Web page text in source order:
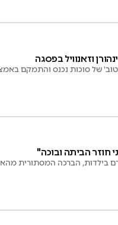
וזאנוויל בפסגה
של סוכות נכנס והתמקם
חוזר הביתה ובוכה"
בילדות, הברכה המסתורית